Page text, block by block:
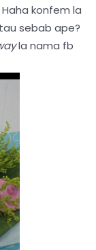
konfem la
sebab ape?
la nama fb